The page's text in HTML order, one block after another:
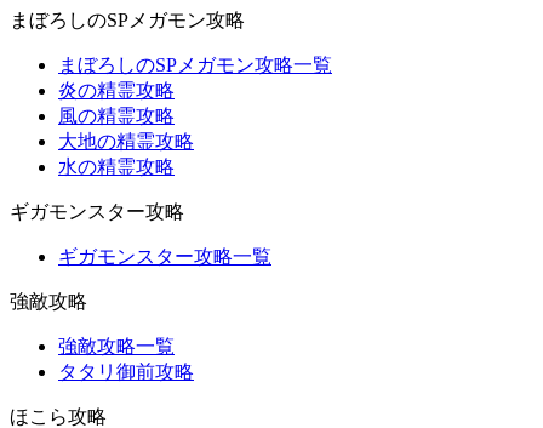
まぼろしのSPメガモン攻略
まぼろしのSPメガモン攻略一覧
炎の精霊攻略
風の精霊攻略
大地の精霊攻略
水の精霊攻略
ギガモンスター攻略
ギガモンスター攻略一覧
強敵攻略
強敵攻略一覧
タタリ御前攻略
ほこら攻略